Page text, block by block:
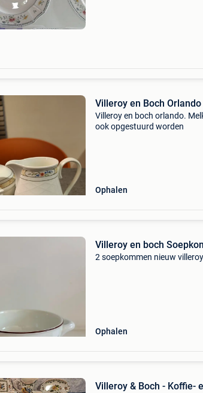
Villeroy en Boch Orlando
Villeroy en boch orlando.
ook opgestuurd worden
Ophalen
Villeroy en boch
2 soepkommen nieuw
Ophalen
Villeroy & Boch - Koffie-